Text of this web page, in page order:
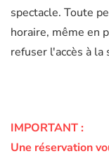
spectacle. Toute
horaire, même en
refuser l'accès à la
IMPORTANT :
Une réservation